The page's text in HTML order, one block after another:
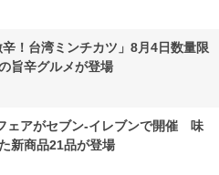
！台湾ミンチカツ」8月4日数量限
旨辛グルメが登場
ェアがセブン-イレブンで開催 味
新商品21品が登場